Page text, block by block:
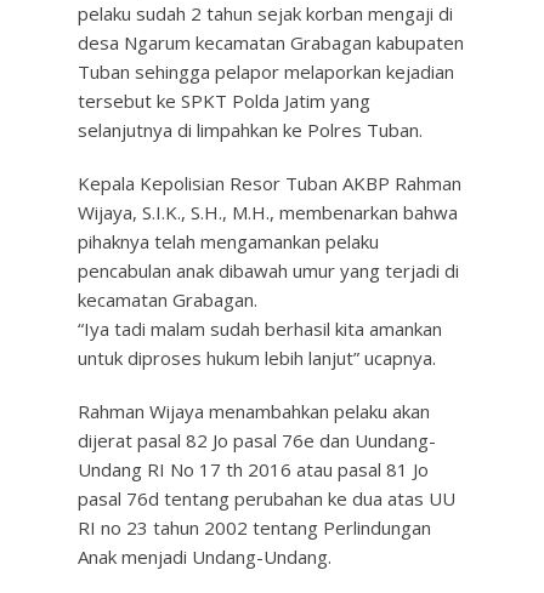
pelaku sudah 2 tahun sejak korban mengaji di
desa Ngarum kecamatan Grabagan kabupaten
Tuban sehingga pelapor melaporkan kejadian
tersebut ke SPKT Polda Jatim yang
selanjutnya di limpahkan ke Polres Tuban.
Kepala Kepolisian Resor Tuban AKBP Rahman
Wijaya, S.I.K., S.H., M.H., membenarkan bahwa
pihaknya telah mengamankan pelaku
pencabulan anak dibawah umur yang terjadi di
kecamatan Grabagan.
“Iya tadi malam sudah berhasil kita amankan
untuk diproses hukum lebih lanjut” ucapnya.
Rahman Wijaya menambahkan pelaku akan
dijerat pasal 82 Jo pasal 76e dan Uundang-
Undang RI No 17 th 2016 atau pasal 81 Jo
pasal 76d tentang perubahan ke dua atas UU
RI no 23 tahun 2002 tentang Perlindungan
Anak menjadi Undang-Undang.